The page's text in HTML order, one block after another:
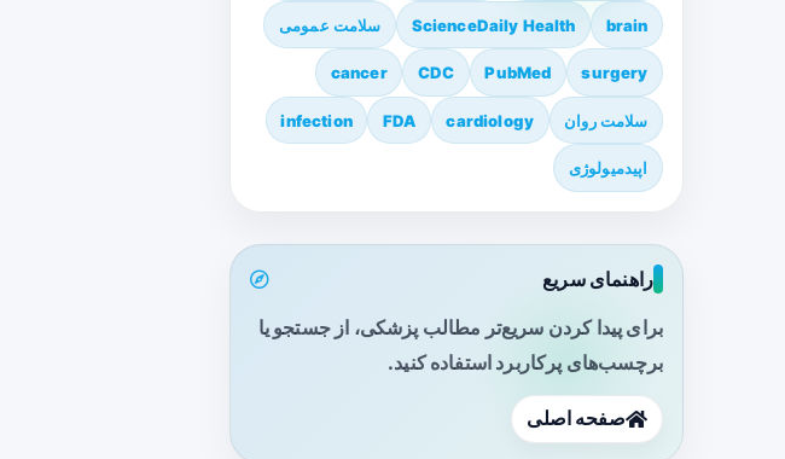
brain
ScienceDaily Health سلامت عمومی
surgery
PubMed
CDC
cancer
سلامت روان cardiology
FDA
infection
اپیدمیولوژی
راهنمای سریع
برای پیدا کردن سریع‌تر مطالب پزشکی، از جستجو یا
برچسب‌های پرکاربرد استفاده کنید.
صفحه اصلی